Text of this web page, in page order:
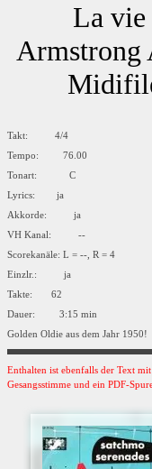
La vie
Armstrong
Takt: 4/4
Tempo: 76.00
Tonart: C
Lyrics: ja
Akkorde: ja
VH Kanal: --
Scorekanäle: L = --, R = 4
Einzlr.: ja
Takte: 62
Dauer: 3:15 min
Golden Oldie aus dem Jahr 1950!
Enthalten ist ebenfalls der Text
Gesangsstimme und ein PDF-